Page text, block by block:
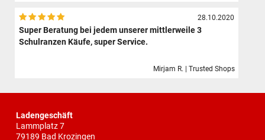
28.10.2020
Super Beratung bei jedem unserer mittlerweile 3
Schulranzen Käufe, super Service.
Mirjam R. | Trusted Shops
Ladengeschäft
Lammplatz 7
79189 Bad Krozingen